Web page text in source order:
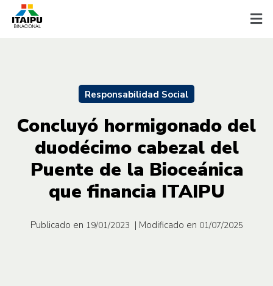
Responsabilidad Social
Concluyó hormigonado del
duodécimo cabezal del
Puente de la Bioceánica
que financia ITAIPU
Publicado en 19/01/2023 | Modificado en 01/07/2025